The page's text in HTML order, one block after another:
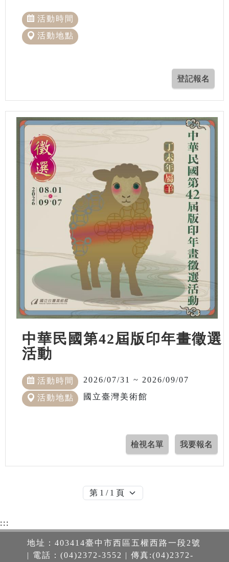
活動時間
活動地點
中華民國第42屆版印年畫徵選
活動
活動時間 2026/07/31 ~ 2026/09/07
活動地點 國立臺灣美術館
:::
地址：403414臺中市西區五權西路一段2號
| 電話：(04)2372-3552 | 傳真:(04)2372-